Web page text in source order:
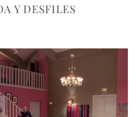
Y DESFILES